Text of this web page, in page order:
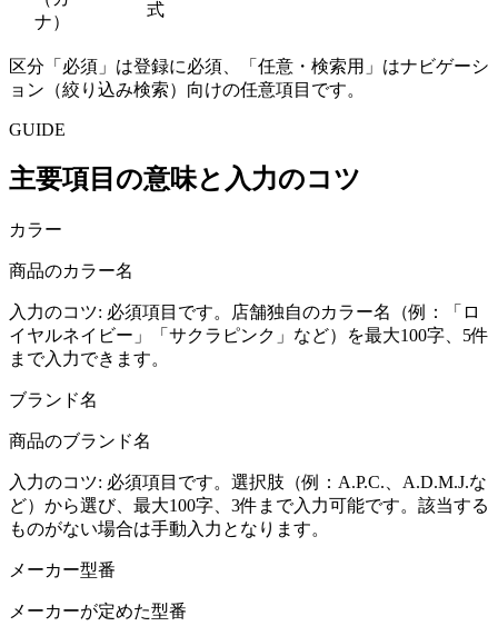
ナ）
式
区分「必須」は登録に必須、「任意・検索用」はナビゲーシ
ョン（絞り込み検索）向けの任意項目です。
GUIDE
主要項目の意味と入力のコツ
カラー
商品のカラー名
入力のコツ: 必須項目です。店舗独自のカラー名（例：「ロ
イヤルネイビー」「サクラピンク」など）を最大100字、5件
まで入力できます。
ブランド名
商品のブランド名
入力のコツ: 必須項目です。選択肢（例：A.P.C.、A.D.M.J.な
ど）から選び、最大100字、3件まで入力可能です。該当する
ものがない場合は手動入力となります。
メーカー型番
メーカーが定めた型番